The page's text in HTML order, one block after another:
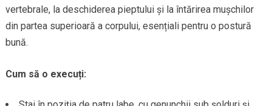
vertebrale, la deschiderea pieptului și la întărirea mușchilor
din partea superioară a corpului, esențiali pentru o postură
bună.
Cum să o execuți: